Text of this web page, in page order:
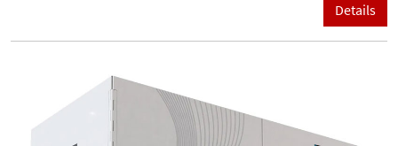
Details